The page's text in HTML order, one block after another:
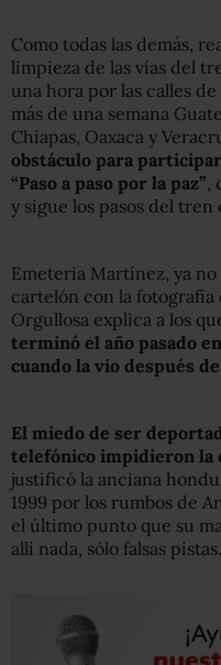
Como todas las demás,
limpieza de las vías del
una hora por las calles
más de una semana
Chiapas, Oaxaca y
obstáculo para
“Paso a paso por la paz”,
y sigue los pasos del tren
Emeteria Martínez, ya
cartelón con la
Orgullosa explica a los
terminó el año pasado
cuando la vio después
El miedo de ser
telefónico impidieron la
justificó la anciana
1999 por los rumbos de
el último punto que su
allí nada, sólo falsas pistas.